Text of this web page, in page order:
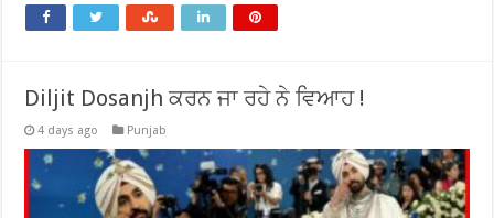
Diljit Dosanjh ਕਰਨ ਜਾ ਰਹੇ ਨੇ ਵਿਆਹ !
4 days ago Punjab